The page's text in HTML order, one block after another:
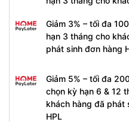
Giảm 3% – tối đa
hạn 3 tháng cho
phát sinh đơn hàng
Giảm 5% – tối đa
chọn kỳ hạn 6 & 12
khách hàng đã phát
HPL